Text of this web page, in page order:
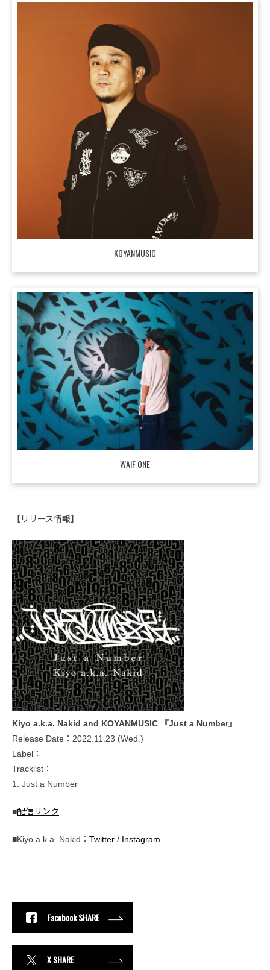
KOYANMUSIC
WAIF ONE
【リリース情報】
Kiyo a.k.a. Nakid and KOYANMUSIC 『Just a Number』
Release Date：2022.11.23 (Wed.)
Label：
Tracklist：
1. Just a Number
■配信リンク
■Kiyo a.k.a. Nakid： Twitter / Instagram
Facebook SHARE
X SHARE